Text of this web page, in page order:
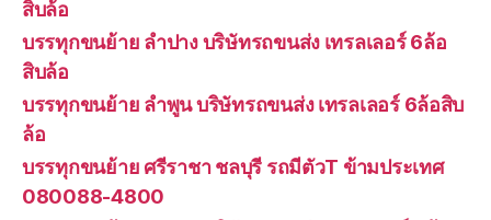
สิบล้อ
บรรทุกขนย้าย ลำปาง บริษัทรถขนส่ง เทรลเลอร์ 6ล้อ
สิบล้อ
บรรทุกขนย้าย ลำพูน บริษัทรถขนส่ง เทรลเลอร์ 6ล้อสิบ
ล้อ
บรรทุกขนย้าย ศรีราชา ชลบุรี รถมีตัวT ข้ามประเทศ
080088-4800